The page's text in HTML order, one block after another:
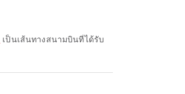
เป็นเส้นทางสนามบินที่ได้รับ